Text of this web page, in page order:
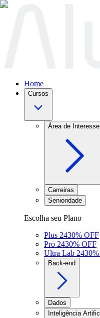
Home
Cursos
Área de Interesse
Carreiras
Senioridade
Escolha seu Plano
Plus 2430% OFF
Pro 2430% OFF
Ultra Lab 2430
Back-end
Dados
Inteligência